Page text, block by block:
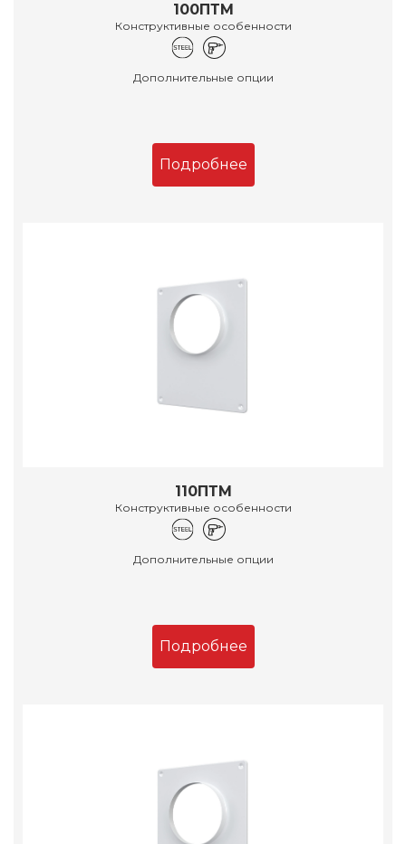
100ПТМ
Конструктивные особенности
Дополнительные опции
Подробнее
110ПТМ
Конструктивные особенности
Дополнительные опции
Подробнее